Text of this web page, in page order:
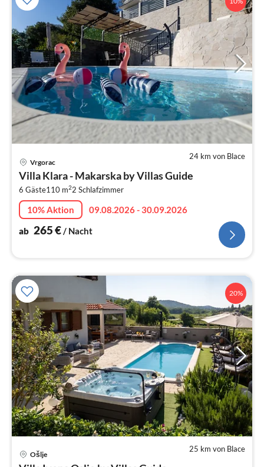
24 km von Blace
Vrgorac
Villa Klara - Makarska by Villas Guide
6 Gäste110 m22 Schlafzimmer
10% Aktion
09.08.2026 - 30.09.2026
ab 265€/ Nacht
20%
25 km von Blace
Ošlje